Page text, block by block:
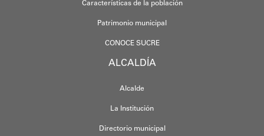
Características de la población
Patrimonio municipal
CONOCE SUCRE
ALCALDÍA
Alcalde
La Institución
Directorio municipal